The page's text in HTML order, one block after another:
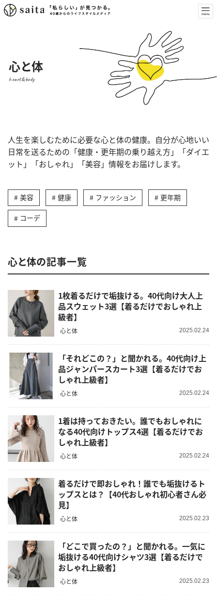
心と体
heart&body
人生を楽しむために必要な心と体の健康。自分が心地いい
日常を送るための「健康・更年期の乗り越え方」「ダイエ
ット」「おしゃれ」「美容」情報をお届けします。
美容 健康 ファッション 更年期
コーデ
心と体の記事一覧
1枚着るだけで垢抜ける。40代向け大人上
品スウェット3選【着るだけでおしゃれ上
級者】
心と体 2025.02.24
「それどこの？」と聞かれる。40代向け上
品ジャンパースカート3選【着るだけでお
しゃれ上級者】
心と体 2025.02.24
1着は持っておきたい。誰でもおしゃれに
なる40代向けトップス4選【着るだけでお
しゃれ上級者】
心と体 2025.02.24
着るだけで即おしゃれ！誰でも垢抜けるト
ップスとは？【40代おしゃれ初心者さん必
見】
心と体 2025.02.23
「どこで買ったの？」と聞かれる。一気に
垢抜ける40代向けシャツ3選【着るだけで
おしゃれ上級者】
心と体 2025.02.23